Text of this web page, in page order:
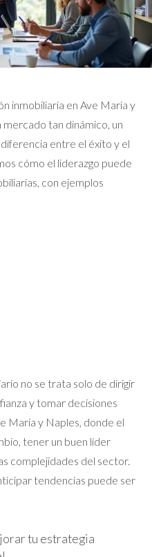
inmobiliaria en Ave Maria y
mercado tan dinámico, un
entre el éxito y el
cómo el liderazgo puede
con ejemplos
no se trata solo de dirigir
y tomar decisiones
Maria y Naples, donde el
tener un buen líder
complejidades del sector.
tendencias puede ser
tu estrategia